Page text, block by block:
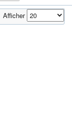
Afficher